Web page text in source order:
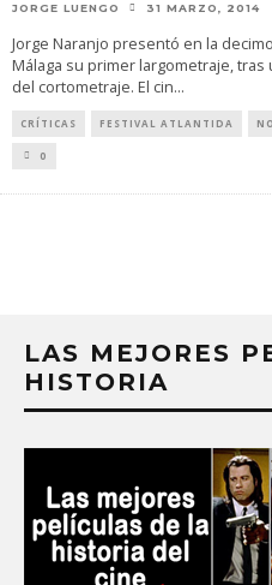
JORGE LUENGO 31 MARZO, 2014
Jorge Naranjo presentó en la
Málaga su primer largometraje,
del cortometraje. El cin...
CRÍTICAS FESTIVAL ATLANTIDA
0
LAS MEJORES
HISTORIA